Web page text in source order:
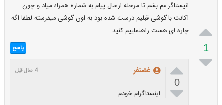

1

انیستاگرامم بشم تا مرحله ارسال پیام به شماره همراه میاد و چون
اکانت با گوشی قبلیم درست شده بود به اون گوشی میفرسته لطفا اگه
چاره ای هست راهنماییم کنید
پاسخ

0

غضنفر 4 سال قبل
اینستاگرام خودم